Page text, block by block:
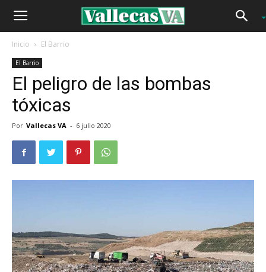
Inicio El Barrio
El Barrio
El peligro de las bombas
tóxicas
Por Vallecas VA - 6 julio 2020